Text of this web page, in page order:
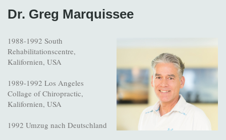
Dr. Greg Marquissee
1988-1992 South
Rehabilitationscentre,
Kalifornien, USA
1989-1992 Los Angeles
Collage of Chiropractic,
Kalifornien, USA
1992 Umzug nach Deutschland